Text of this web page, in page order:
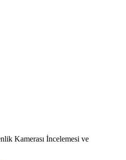
Kamerası İncelemesi ve